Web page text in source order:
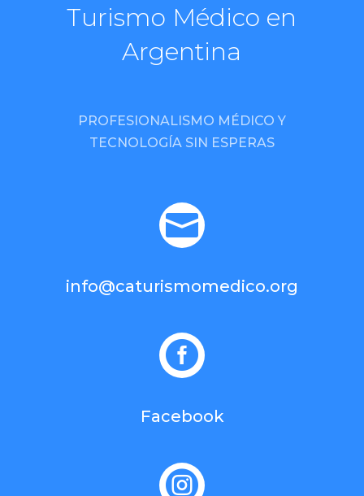
Turismo Médico en
Argentina
PROFESIONALISMO MÉDICO Y
TECNOLOGÍA SIN ESPERAS

info@caturismomedico.org

Facebook
